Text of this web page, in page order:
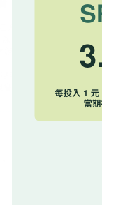
】2026
Station｜
的影響
如何創造
值？